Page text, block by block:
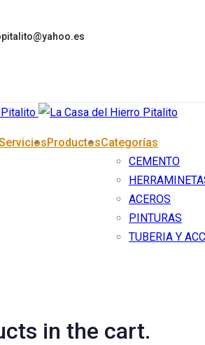
ProductosCategorías
CEMENTO
ACEROS
PINTURAS
TUBERIA Y
in the cart.